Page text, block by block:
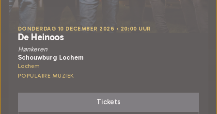
DONDERDAG 10 DECEMBER 2026 • 20:00 UUR
De Heinoos
Hønkeren
Schouwburg Lochem
Lochem
POPULAIRE MUZIEK
Tickets